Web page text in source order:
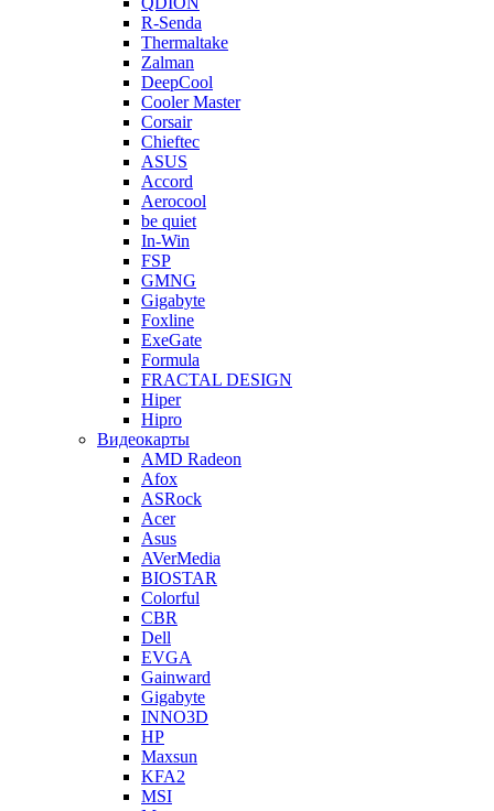
R-Senda
Thermaltake
Zalman
DeepCool
Cooler Master
Corsair
Chieftec
ASUS
Accord
Aerocool
be quiet
In-Win
FSP
GMNG
Gigabyte
Foxline
ExeGate
Formula
FRACTAL DESIGN
Hiper
Hipro
Видеокарты
AMD Radeon
Afox
ASRock
Acer
Asus
AVerMedia
BIOSTAR
Colorful
CBR
Dell
EVGA
Gainward
Gigabyte
INNO3D
HP
Maxsun
KFA2
MSI